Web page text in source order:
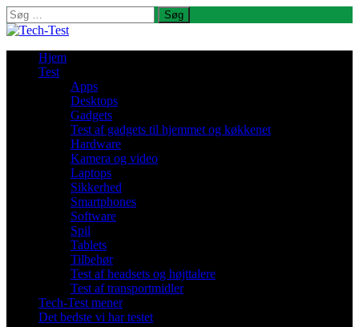
Søg
efter:
Hjem
Test
Apps
Desktops
Gadgets
Test af gadgets til hjemmet og køkkenet
Hardware
Kamera og video
Laptops
Sikkerhed
Smartphones
Software
Spil
Tablets
Tilbehør
Test af headsets og højttalere
Test af transportmidler
Tech-Test mener
Det bedste vi har testet